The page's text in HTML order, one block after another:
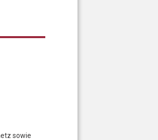
sowie